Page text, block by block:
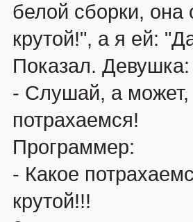
белой сбоpки, она
крутой!", а я ей:
Показал. Девушка:
- Слушай, а
потpахаемся!
Программер:
- Какое
крутой!!!